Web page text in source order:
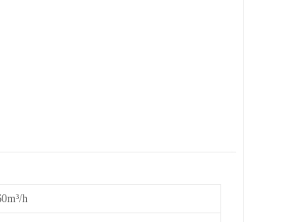
h